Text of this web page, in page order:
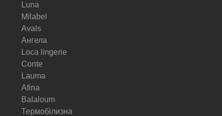
Luna
Milabel
Avals
Ангела
Loca lingerie
Conte
Lauma
Afina
Balaloum
Термобілизна